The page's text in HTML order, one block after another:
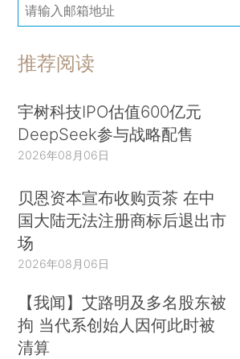
推荐阅读
宇树科技IPO估值600亿元
DeepSeek参与战略配售
2026年08月06日
贝恩资本宣布收购贡茶 在中
国大陆无法注册商标后退出市
场
2026年08月06日
【我闻】艾路明及多名股东被
拘 当代系创始人因何此时被
清算